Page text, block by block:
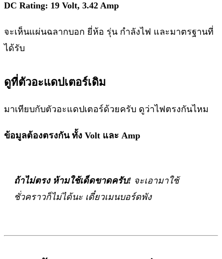
DC Rating: 19 Volt, 3.42 Amp
จะเห็นแผ่นฉลากบอก ยี่ห้อ รุ่น กำลังไฟ และมาตรฐานที่
ได้รับ
ดูที่ตัวอะแดปเตอร์เดิม
มาเทียบกับตัวอะแดปเตอร์ด้วยครับ ดูว่าไฟตรงกันไหม
ข้อมูลต้องตรงกัน ทั้ง Volt และ Amp
ถ้าไม่ตรง ห้ามใช้เด็ดขาดครับ! จะเอามาใช้
ชั่วคราวก็ไม่ได้นะ เดี๋ยวเมนบอร์ดพัง